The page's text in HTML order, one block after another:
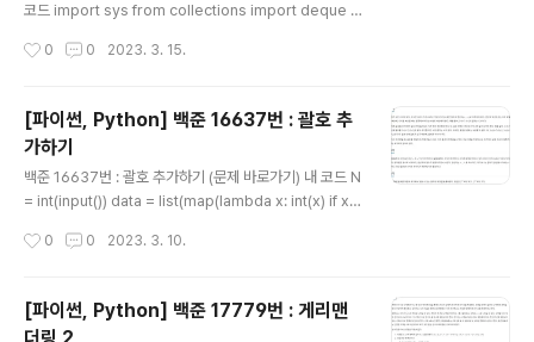
도..
코드 import sys from collections import deque in
치 for i in range(8): temp = input().rstrip() for j in r
0 direction = [(i, j) for i in range(-1, 2) for j in rang
e(-1, 2)] # 이동할 수 있는 모든 방향 while queue and
wall_pos: temp = s..
0 0 2023. 3. 15.
[파이썬, Python] 백준 16637번 : 괄호 추
가하기
백준 16637번 : 괄호 추가하기 (문제 바로가기) 내 코드 N
= int(input()) data = list(map(lambda x: int(x) if x.i
ulate(num1, num2, s): # 연산자 s에 따라 계산처리 if s
fs(idx, prev): global result if idx >= N: # 연산이 끝
0 0 2023. 3. 10.
[파이썬, Python] 백준 17779번 : 게리맨